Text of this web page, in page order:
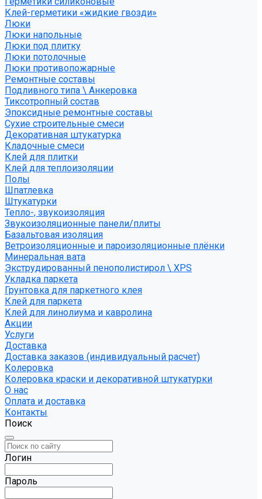
Клей-герметики «жидкие гвозди»
Люки
Люки напольные
Люки под плитку
Люки потолочные
Люки противопожарные
Ремонтные составы
Подливного типа \ Анкеровка
Тиксотропный состав
Эпоксидные ремонтные составы
Сухие строительные смеси
Декоративная штукатурка
Кладочные смеси
Клей для плитки
Клей для теплоизоляции
Полы
Шпатлевка
Штукатурки
Тепло-, звукоизоляция
Звукоизоляционные панели/плиты
Базальтовая изоляция
Ветроизоляционные и пароизоляционные плёнки
Минеральная вата
Экструдированный пенополистирол \ XPS
Укладка паркета
Грунтовка для паркетного клея
Клей для паркета
Клей для линолиума и кавролина
Акции
Услуги
Доставка
Доставка заказов (индивидуальный расчет)
Колеровка
Колеровка краски и декоративной штукатурки
О нас
Оплата и доставка
Контакты
Поиск
Логин
Пароль